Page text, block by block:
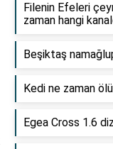
Filenin Efeleri
zaman hangi
Beşiktaş
Kedi ne zaman
Egea Cross 1.6